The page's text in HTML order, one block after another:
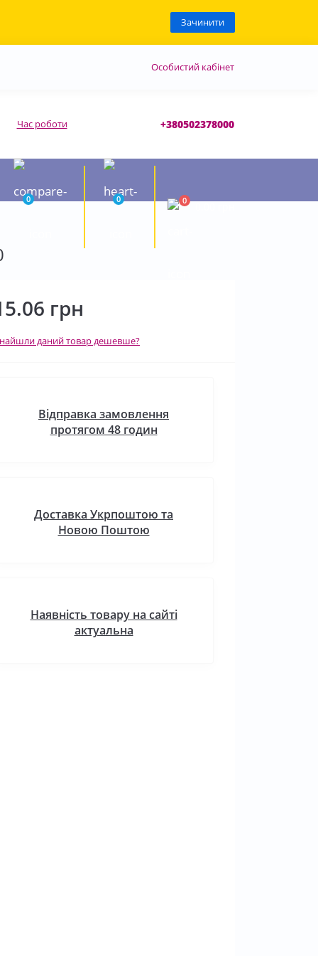
Зачинити
Особистий кабінет
Час роботи +380502378000
0 0 0
грн
даний товар дешевше?
Відправка замовлення
протягом 48 годин
Доставка Укрпоштою та
Новою Поштою
Наявність товару на сайті
актуальна